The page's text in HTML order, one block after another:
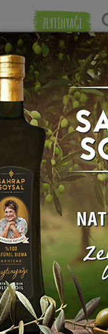
ZEYTİNYAĞI
Eşleşmeye